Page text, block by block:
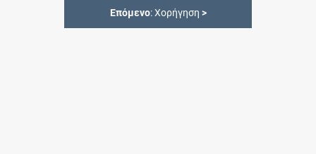
Επόμενο: Χορήγηση >